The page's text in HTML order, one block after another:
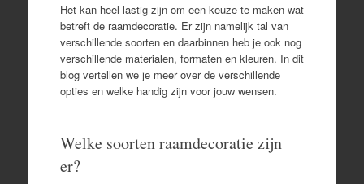
Het kan heel lastig zijn om een keuze te maken wat
betreft de raamdecoratie. Er zijn namelijk tal van
verschillende soorten en daarbinnen heb je ook nog
verschillende materialen, formaten en kleuren. In dit
blog vertellen we je meer over de verschillende
opties en welke handig zijn voor jouw wensen.
Welke soorten raamdecoratie zijn
er?